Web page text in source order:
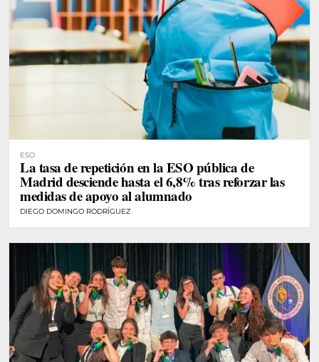
ESO
La tasa de repetición en la ESO pública de
Madrid desciende hasta el 6,8% tras reforzar las
medidas de apoyo al alumnado
DIEGO DOMINGO RODRÍGUEZ